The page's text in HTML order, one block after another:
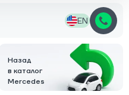
EN
Назад
в каталог
Mercedes